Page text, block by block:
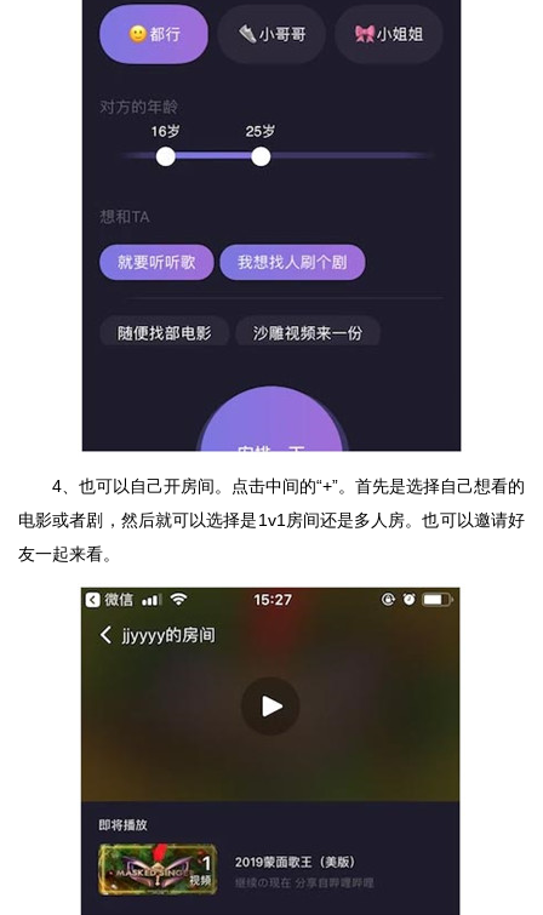
4、也可以自己开房间。点击中间的“+”。首先是选择自己想看的
电影或者剧，然后就可以选择是1v1房间还是多人房。也可以邀请好
友一起来看。